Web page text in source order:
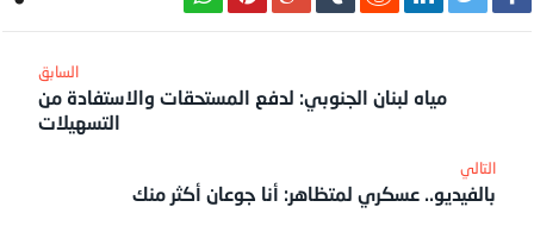
مياه لبنان الجنوبي: لدفع المستحقات والاستفادة من
التسهيلات
‎التالي
بالفيديو.. عسكري لمتظاهر: أنا جوعان أكثر منك